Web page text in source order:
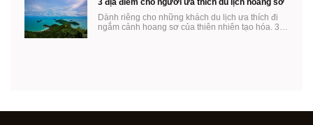
3 địa điểm cho người ưa thích du lịch hoang sơ
Dành riêng cho những khách du lịch ưa thích đi
ngắm cảnh hoang sơ của thiên nhiên tạo hóa. 3